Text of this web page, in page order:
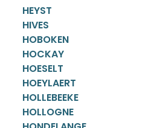
HEYST
HIVES
HOBOKEN
HOCKAY
HOESELT
HOEYLAERT
HOLLEBEEKE
HOLLOGNE